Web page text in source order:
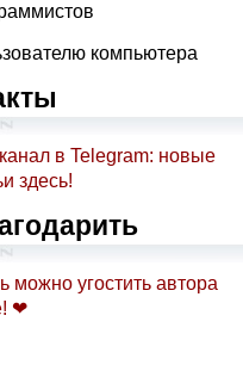
компьютера
в Telegram: новые
здесь!
можно угостить автора
❤